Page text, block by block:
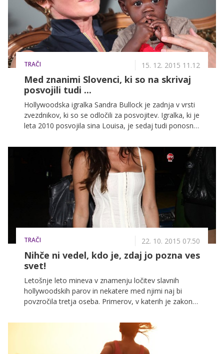
TRAČI 15. 12. 2015 11.12
Med znanimi Slovenci, ki so na skrivaj
posvojili tudi ...
Hollywoodska igralka Sandra Bullock je zadnja v vrsti
zvezdnikov, ki so se odločili za posvojitev. Igralka, ki je
leta 2010 posvojila sina Louisa, je sedaj tudi ponosna
pogledam, v mojih mislih ni niti kančka dvoma, da mi
je bila namenjena,« je za revijo People povedala
zvezdnica, ki vsekakor ni edina v Hollywoodu, ki se je
odločila za ta korak. O njem naj bi menda spet
razmišljala tudi Brad in Angelina.
TRAČI 22. 10. 2015 07.50
Nihče ni vedel, kdo je, zdaj jo pozna ves
svet!
Letošnje leto mineva v znamenju ločitev slavnih
hollywoodskih parov in nekatere med njimi naj bi
povzročila tretja oseba. Primerov, v katerih je zakon
marsikatere med njimi so kot ljubice čez noč